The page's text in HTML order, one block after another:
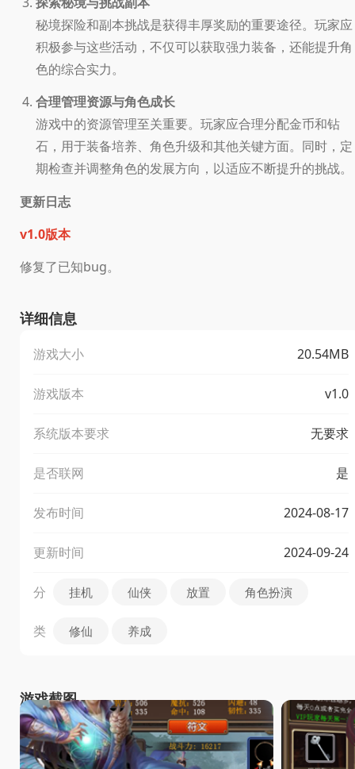
秘境探险和副本挑战是获得丰厚奖励的重要途径。玩家应
积极参与这些活动，不仅可以获取强力装备，还能提升角
色的综合实力。
合理管理资源与角色成长
游戏中的资源管理至关重要。玩家应合理分配金币和钻
石，用于装备培养、角色升级和其他关键方面。同时，定
期检查并调整角色的发展方向，以适应不断提升的挑战。
更新日志
v1.0版本
修复了已知bug。
详细信息
游戏大小 20.54MB
游戏版本 v1.0
系统版本要求 无要求
是否联网 是
发布时间 2024-08-17
更新时间 2024-09-24
分
类
挂机 仙侠 放置 角色扮演
修仙 养成
游戏截图